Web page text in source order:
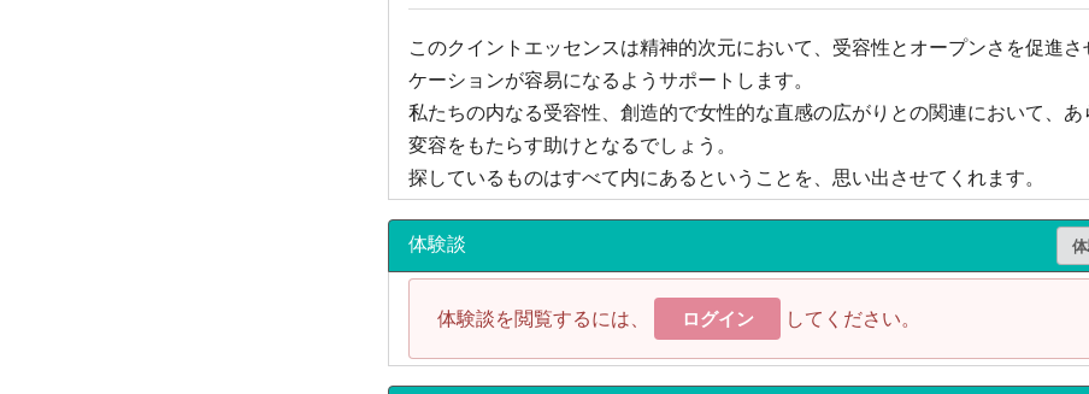
このクイントエッセンスは精神的次元において、受容性とオープンさを促進
ケーションが容易になるようサポートします。
私たちの内なる受容性、創造的で女性的な直感の広がりとの関連において、
変容をもたらす助けとなるでしょう。
探しているものはすべて内にあるということを、思い出させてくれます。
体験談
体験談を閲覧するには、 ログイン してください。